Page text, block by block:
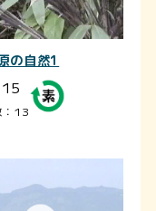
の自然1
：13